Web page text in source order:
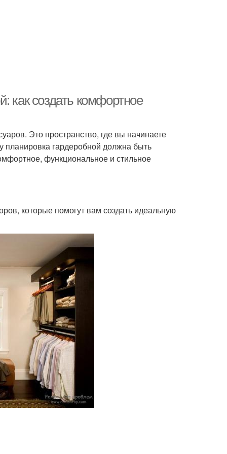
как создать комфортное
Это пространство, где вы начинаете
планировка гардеробной должна быть
функциональное и стильное
которые помогут вам создать идеальную